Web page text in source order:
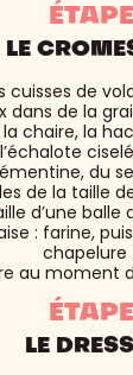
LE
cuisses de
dans de la
chaire, la
du
de la taille
d’une balle
: farine,
chapelure
au moment
LE